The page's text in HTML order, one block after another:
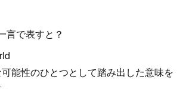
言で表すと？
能性のひとつとして踏み出した意味を